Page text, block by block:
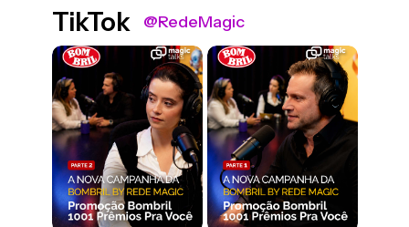
TikTok @RedeMagic